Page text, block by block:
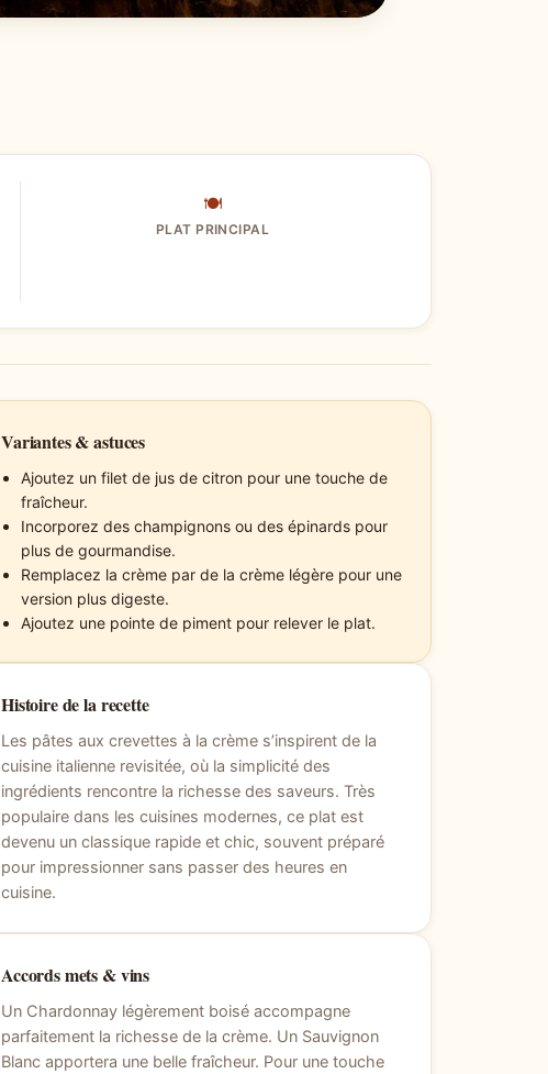
🍽
PLAT PRINCIPAL
Variantes & astuces
Ajoutez un filet de jus de citron pour une touche de
fraîcheur.
Incorporez des champignons ou des épinards pour
plus de gourmandise.
Remplacez la crème par de la crème légère pour une
version plus digeste.
Ajoutez une pointe de piment pour relever le plat.
Histoire de la recette
Les pâtes aux crevettes à la crème s’inspirent de la
cuisine italienne revisitée, où la simplicité des
ingrédients rencontre la richesse des saveurs. Très
populaire dans les cuisines modernes, ce plat est
devenu un classique rapide et chic, souvent préparé
pour impressionner sans passer des heures en
cuisine.
Accords mets & vins
Un Chardonnay légèrement boisé accompagne
parfaitement la richesse de la crème. Un Sauvignon
Blanc apportera une belle fraîcheur. Pour une touche